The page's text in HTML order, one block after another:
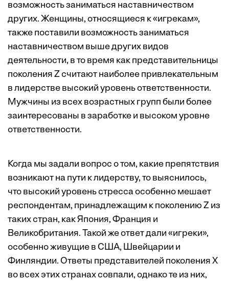
возможность заниматься наставничеством
других. Женщины, относящиеся к «игрекам»,
также поставили возможность заниматься
наставничеством выше других видов
деятельности, в то время как представительницы
поколения Z считают наиболее привлекательным
в лидерстве высокий уровень ответственности.
Мужчины из всех возрастных групп были более
заинтересованы в заработке и высоком уровне
ответственности.
Когда мы задали вопрос о том, какие препятствия
возникают на пути к лидерству, то выяснилось,
что высокий уровень стресса особенно мешает
респондентам, принадлежащим к поколению Z из
таких стран, как Япония, Франция и
Великобритания. Такой же ответ дали «игреки»,
особенно живущие в США, Швейцарии и
Финляндии. Ответы представителей поколения Х
во всех этих странах совпали, однако те из них,